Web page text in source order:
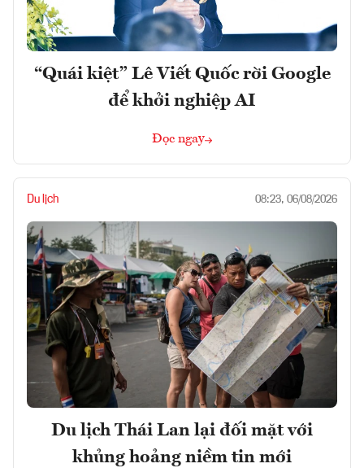
“Quái kiệt” Lê Viết Quốc rời Google
để khởi nghiệp AI
Đọc ngay
Du lịch 08:23, 06/08/2026
Du lịch Thái Lan lại đối mặt với
khủng hoảng niềm tin mới